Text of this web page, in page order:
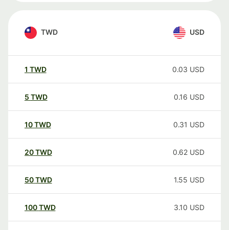
TWD USD
1 TWD 0.03 USD
5 TWD 0.16 USD
10TWD 0.31 USD
20TWD 0.62 USD
50TWD 1.55 USD
100TWD 3.10 USD